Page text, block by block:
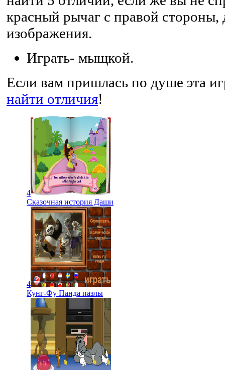
красный рычаг с правой стороны,
изображения.
Играть- мыщкой.
Если вам пришлась по душе эта
найти отличия!
4
Сказочная история Даши
4
Кунг-Фу Панда пазлы